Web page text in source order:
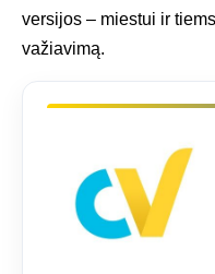
versijos – miestui ir
važiavimą.